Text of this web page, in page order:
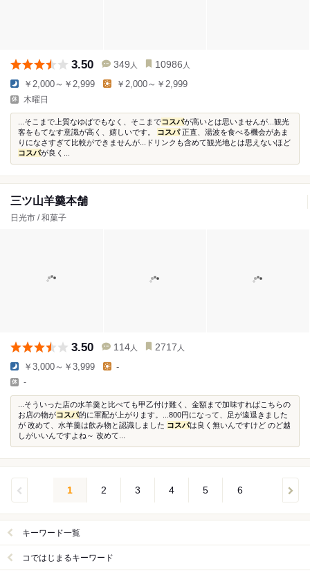
3.50 349 人 10986 人
￥2,000～￥2,999 ￥2,000～￥2,999
木曜日
...そこまで上質なゆばでもなく、そこまでコスパが高いとは思いませんが...観光
客をもてなす意識が高く、嬉しいです。 コスパ正直、湯波を食べる機会があま
りになさすぎて比較ができませんが...ドリンクも含めて観光地とは思えないほど
コスパが良く...
三ツ山羊羹本舗
日光市 / 和菓子
3.50 114 人 2717 人
￥3,000～￥3,999 -
-
...そういった店の水羊羹と比べても甲乙付け難く、金額まで加味すればこちらの
お店の物がコスパ的に軍配が上がります。...800円になって、足が遠退きました
が 改めて、水羊羹は飲み物と認識しました コスパは良く無いんですけど のど越
しがいいんですよね～ 改めて...
1 2 3 4 5 6
キーワード一覧
コではじまるキーワード